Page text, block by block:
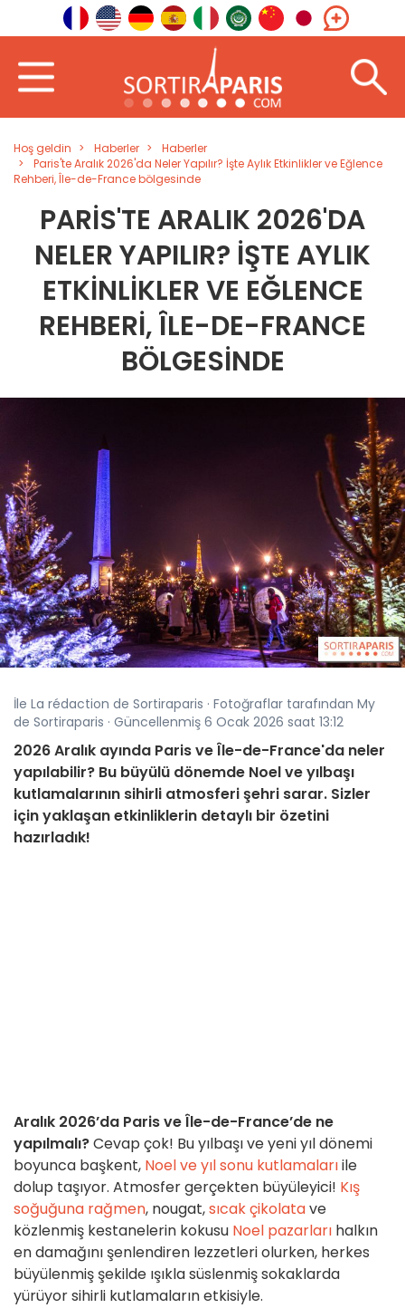
Hoş geldin Haberler
Haberler
Paris'te Aralık 2026'da Neler Yapılır? İşte Aylık Etkinlikler ve Eğlence
Rehberi, Île-de-France bölgesinde
PARIS'TE ARALIK 2026'DA
NELER YAPILIR? İŞTE AYLIK
ETKINLIKLER VE EĞLENCE
REHBERI, ÎLE-DE-FRANCE
BÖLGESINDE
İle La rédaction de Sortiraparis · Fotoğraflar tarafından My
de Sortiraparis · Güncellenmiş 6 Ocak 2026 saat 13:12
2026 Aralık ayında Paris ve Île-de-France'da neler
yapılabilir? Bu büyülü dönemde Noel ve yılbaşı
kutlamalarının sihirli atmosferi şehri sarar. Sizler
için yaklaşan etkinliklerin detaylı bir özetini
hazırladık!
Aralık 2026’da Paris ve Île-de-France’de ne
yapılmalı?Cevap çok! Bu yılbaşı ve yeni yıl dönemi
boyunca başkent, Noel ve yıl sonu kutlamalarıile
dolup taşıyor. Atmosfer gerçekten büyüleyici! Kış
soğuğuna rağmen, nougat,sıcak çikolatave
közlenmiş kestanelerin kokusu Noel pazarları halkın
en damağını şenlendiren lezzetleri olurken, herkes
büyülenmiş şekilde ışıkla süslenmiş sokaklarda
yürüyorsihirli kutlamaların etkisiyle.